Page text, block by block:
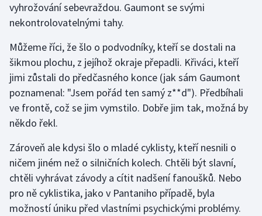
vyhrožování sebevraždou. Gaumont se svými
nekontrolovatelnými tahy.
Můžeme říci, že šlo o podvodníky, kteří se dostali na
šikmou plochu, z jejíhož okraje přepadli. Křiváci, kteří
jimi zůstali do předčasného konce (jak sám Gaumont
poznamenal: "Jsem pořád ten samý z**d"). Předbíhali
ve frontě, což se jim vymstilo. Dobře jim tak, možná by
někdo řekl.
Zároveň ale kdysi šlo o mladé cyklisty, kteří nesnili o
ničem jiném než o silničních kolech. Chtěli být slavní,
chtěli vyhrávat závody a cítit nadšení fanoušků. Nebo
pro ně cyklistika, jako v Pantaniho případě, byla
možností úniku před vlastními psychickými problémy.